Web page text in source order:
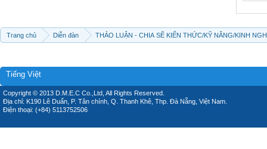
Trang chủ Diễn đàn THẢO LUẬN - CHIA SẼ KIẾN THỨC/KỸ NĂNG/KINH
Tiếng Việt
Copyright © 2013 D.M.E.C Co.,Ltd, All Rights Reserved.
Địa chỉ: K190 Lê Duẩn, P. Tân chính, Q. Thanh Khê, Thp. Đà Nẵng, Việt Nam.
Điện thoại: (+84) 5113752506